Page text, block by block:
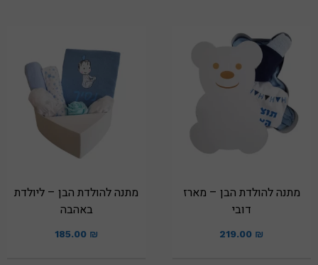
מתנה להולדת הבן – מארז
דובי
219.00 ₪
מתנה להולדת הבן – ליולדת
באהבה
185.00 ₪